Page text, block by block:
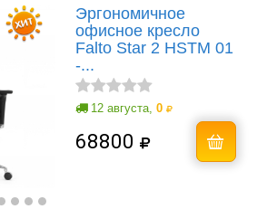
Эргономичное
офисное кресло
Falto Star 2 HSTM 01
-...
12 августа, 0
68800